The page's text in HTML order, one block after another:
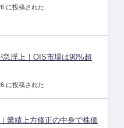
に投稿された
急浮上｜OIS市場は90%超
に投稿された
業績上方修正の中身で株価